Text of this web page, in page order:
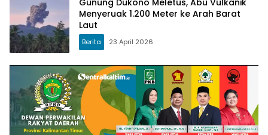
Menyeruak 1.200 Meter ke Arah Barat
Laut
Berita 23 April 2026